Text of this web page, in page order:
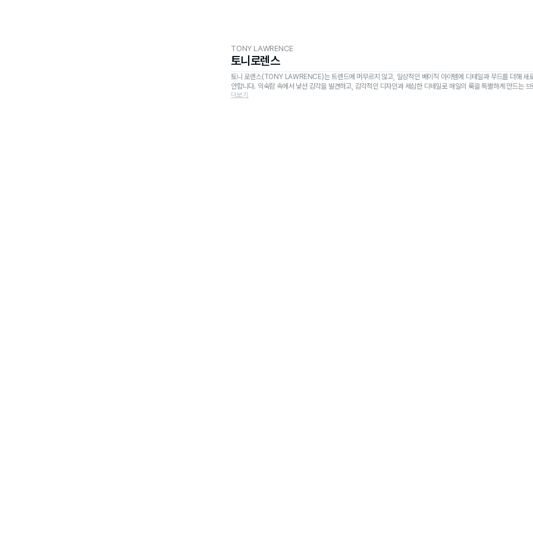
TONY LAWRENCE
토니로렌스
토니 로렌스(TONY LAWRENCE)는 트렌드에 머무르지 않고, 일상적인 베이직 아이템에 디테일과 무드를 더해 새
안합니다. 익숙함 속에서 낯선 감각을 발견하고, 감각적인 디자인과 세심한 디테일로 매일의 룩을 특별하게 만드는 브
더보기